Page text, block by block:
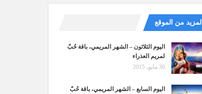
المزيد من الموقع
اليوم الثلاثون – الشهر المريمي، باقة حُبّ
لمريم العذراء
30 مايو، 2015
اليوم السابع – الشهر المريمي، باقة حُبّ